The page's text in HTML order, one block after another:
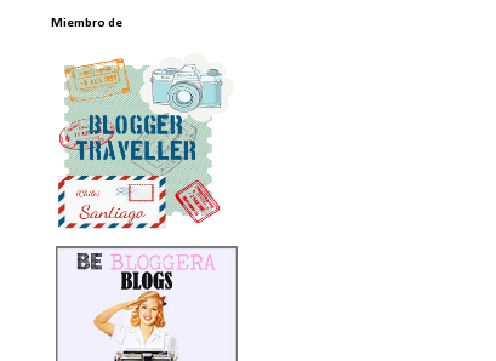
Miembro de